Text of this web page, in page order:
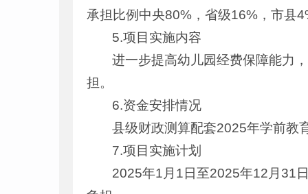
承担比例中央80%，省级16%，市县
5.项目实施内容
进一步提高幼儿园经费保障能力
担。
6.资金安排情况
县级财政测算配套2025年学前教
7.项目实施计划
2025年1月1日至2025年12月31